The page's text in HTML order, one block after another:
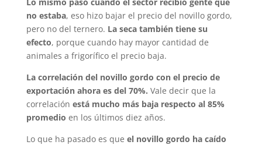
no estaba, eso hizo bajar el precio del novillo gordo,
pero no del ternero. La seca también tiene su
efecto, porque cuando hay mayor cantidad de
animales a frigorífico el precio baja.
La correlación del novillo gordo con el precio de
exportación ahora es del 70%. Vale decir que la
correlación está mucho más baja respecto al 85%
promedio en los últimos diez años.
Lo que ha pasado es que el novillo gordo ha caído